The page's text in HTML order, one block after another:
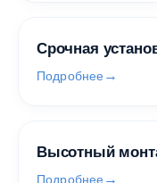
Срочная
Подробнее
Высотный
Подробнее